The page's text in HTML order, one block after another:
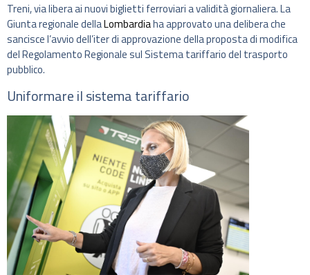
Treni, via libera ai nuovi biglietti ferroviari a validità giornaliera. La
Giunta regionale dellaLombardiaha approvato una delibera che
sancisce l’avvio dell’iter di approvazione della proposta di modifica
del Regolamento Regionale sul Sistema tariffario del trasporto
pubblico.
Uniformare il sistema tariffario